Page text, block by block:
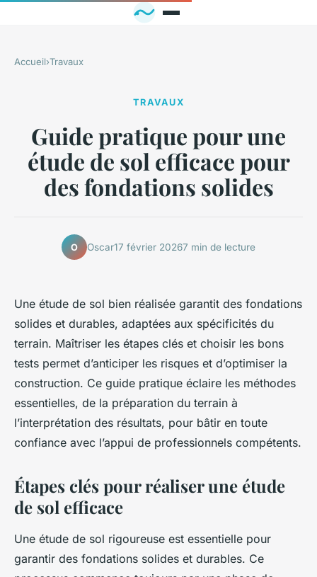
Accueil›Travaux
TRAVAUX
Guide pratique pour une
étude de sol efficace pour
des fondations solides
O Oscar17 février 20267 min de lecture
Une étude de sol bien réalisée garantit des fondations
solides et durables, adaptées aux spécificités du
terrain. Maîtriser les étapes clés et choisir les bons
tests permet d’anticiper les risques et d’optimiser la
construction. Ce guide pratique éclaire les méthodes
essentielles, de la préparation du terrain à
l’interprétation des résultats, pour bâtir en toute
confiance avec l’appui de professionnels compétents.
Étapes clés pour réaliser une étude
de sol efficace
Une étude de sol rigoureuse est essentielle pour
garantir des fondations solides et durables. Ce